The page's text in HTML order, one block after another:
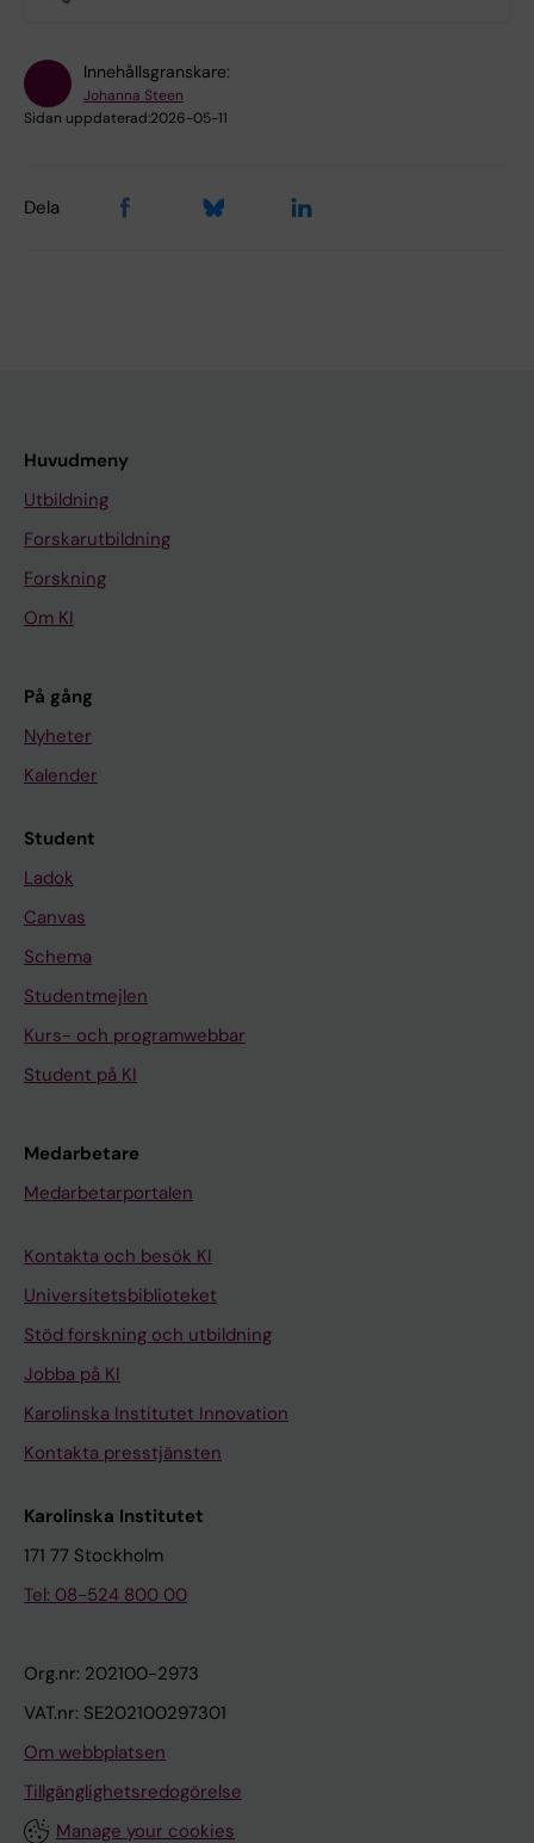
Innehållsgranskare:
Johanna Steen
Sidan uppdaterad:2026-05-11
Dela
Huvudmeny
Utbildning
Forskarutbildning
Forskning
Om KI
På gång
Nyheter
Kalender
Student
Ladok
Canvas
Schema
Studentmejlen
Kurs- och programwebbar
Student på KI
Medarbetare
Medarbetarportalen
Kontakta och besök KI
Universitetsbiblioteket
Stöd forskning och utbildning
Jobba på KI
Karolinska Institutet Innovation
Kontakta presstjänsten
Karolinska Institutet
171 77 Stockholm
Tel: 08-524 800 00
Org.nr: 202100-2973
VAT.nr: SE202100297301
Om webbplatsen
Tillgänglighetsredogörelse
Manage your cookies